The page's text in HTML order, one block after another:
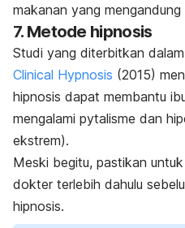
makanan yang mengandung
7. Metode hipnosis
Studi yang diterbitkan dalam
Clinical Hypnosis (2015)
hipnosis dapat membantu
mengalami pytalisme dan
ekstrem).
Meski begitu, pastikan
dokter terlebih dahulu
hipnosis.